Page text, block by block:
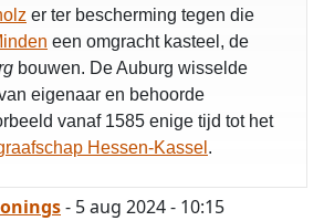
er ter bescherming tegen die
een omgracht kasteel, de
bouwen. De Auburg wisselde
eigenaar en behoorde
vanaf 1585 enige tijd tot het
Hessen-Kassel .
- 5 aug 2024 - 10:15